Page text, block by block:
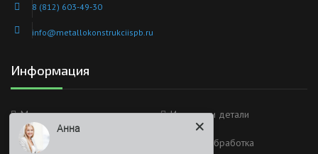
8 (812) 603-49-30
info@metallokonstrukciispb.ru
Информация
Металлоконструкции Изделия и детали
Тонколистовой прокат Металлообработка
Анна